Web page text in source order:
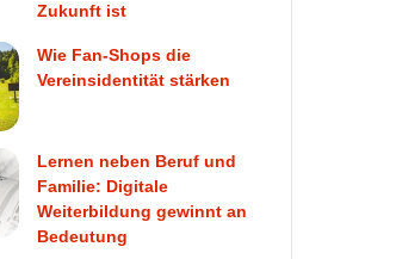
Zukunft ist
Wie Fan-Shops die
Vereinsidentität stärken
Lernen neben Beruf und
Familie: Digitale
Weiterbildung gewinnt an
Bedeutung